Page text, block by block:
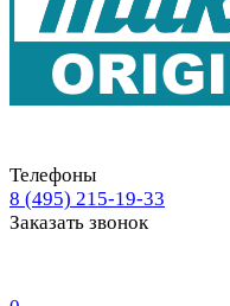
Телефоны
8 (495) 215-19-33
Заказать звонок